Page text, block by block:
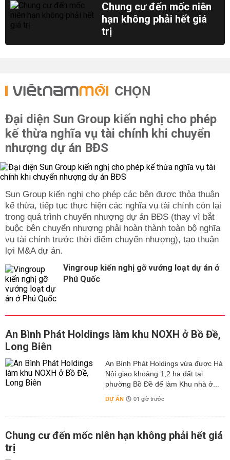
Chung cư đến mốc niên
hạn không phải hết giá
trị
CHỌN
Đại diện Sun Group kiến nghị cho phép
kế thừa nghĩa vụ tài chính khi chuyển
nhượng dự án BĐS
Sun Group kiến nghị cho phép các bên được thỏa thuận
kế thừa, tiếp tục thực hiện các nghĩa vụ tài chính còn lại
trong quá trình chuyển nhượng dự án BĐS (thay vì bắt
buộc bên chuyển nhượng phải hoàn thành toàn bộ nghĩa
vụ tài chính trước thời điểm chuyển nhượng), tạo thuận
lợi M&A dự án.
Vingroup kiến nghị gỡ vướng loạt dự án ở
Phú Quốc
An Bình Phát Holdings làm khu NOXH ở Bồ Đề,
Long Biên
An Bình Phát Holdings vừa được Hà
Nội giao khoảng 1,2 ha đất tại
phường Bồ Đề để làm Khu nhà ở...
DỰ ÁN 01 giờ trước
Chung cư đến mốc niên hạn không phải hết giá
trị